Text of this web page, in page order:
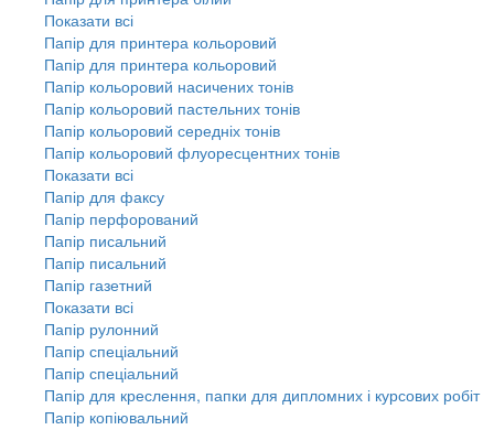
Показати всі
Папір для принтера кольоровий
Папір для принтера кольоровий
Папір кольоровий насичених тонів
Папір кольоровий пастельних тонів
Папір кольоровий середніх тонів
Папір кольоровий флуоресцентних тонів
Показати всі
Папір для факсу
Папір перфорований
Папір писальний
Папір писальний
Папір газетний
Показати всі
Папір рулонний
Папір спеціальний
Папір спеціальний
Папір для креслення, папки для дипломних і курсових робіт
Папір копіювальний